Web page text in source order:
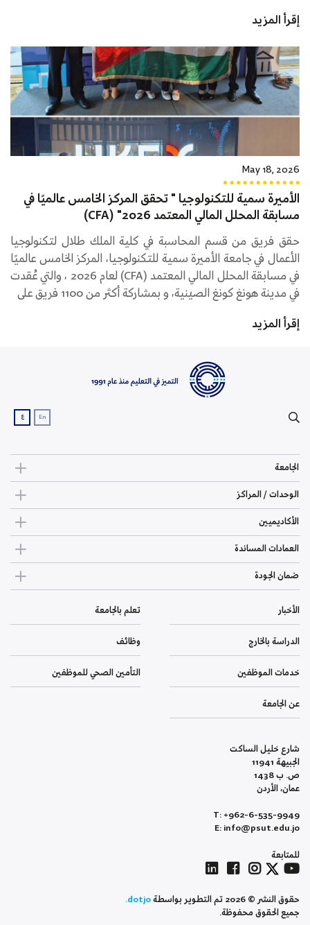
إقرأ المزيد
May 18, 2026
الأميرة سمية للتكنولوجيا " تحقق المركز الخامس عالميًا في
مسابقة المحلل المالي المعتمد 2026" (CFA)
حقق فريق من قسم المحاسبة في كلية الملك طلال لتكنولوجيا
الأعمال في جامعة الأميرة سمية للتكنولوجيا، المركز الخامس عالميًا
في مسابقة المحلل المالي المعتمد (CFA) لعام 2026 ، والتي عُقدت
في مدينة هونغ كونغ الصينية، و بمشاركة أكثر من 1100 فريق على
إقرأ المزيد
En ع
الجامعة
الوحدات / المراكز
الأكاديميين
العمادات المساندة
ضمان الجودة
الأخبار تعلم بالجامعة
الدراسة بالخارج وظائف
خدمات الموظفين التأمين الصحي للموظفين
عن الجامعة
شارع خليل الساكت
الجبيهة 11941
ص. ب 1438
عمان، الأردن
T: +962-6-535-9949
E: info@psut.edu.jo
للمتابعة
حقوق النشر © 2026 تم التطوير بواسطة
dotjo.
جميع الحقوق محفوظة.